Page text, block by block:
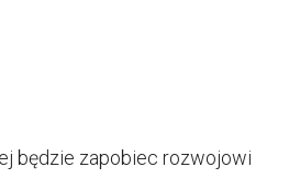
będzie zapobiec rozwojowi